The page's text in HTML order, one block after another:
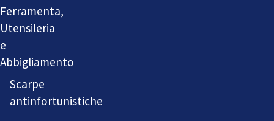
Ferramenta,
Utensileria
e
Abbigliamento
Scarpe
antinfortunistiche